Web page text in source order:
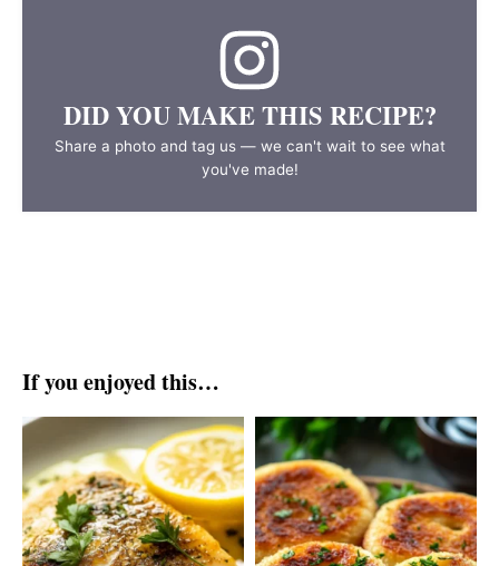
DID YOU MAKE THIS RECIPE?
Share a photo and tag us — we can't wait to see what
you've made!
If you enjoyed this…